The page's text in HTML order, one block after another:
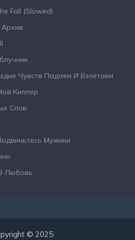
Fall (Slowed)
Чувств Падаем И Взлетаем
Киллер
Слов
Мужики
Любовь
© 2025